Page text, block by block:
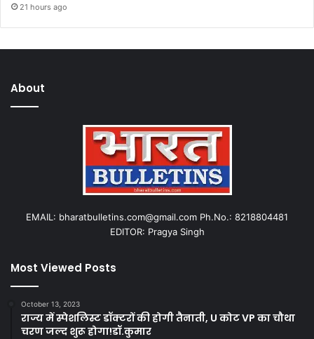
21 hours ago
About
EMAIL: bharatbulletins.com@gmail.com Ph.No.: 8218804481
EDITOR: Pragya Singh
Most Viewed Posts
October 13, 2023
राज्य में स्पेशलिस्ट डॉक्टरों की होगी तैनाती, U कोट VP का चौथा
चरण जल्द शुरू होगा!डॉ.कुमार